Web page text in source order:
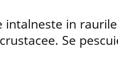
intalneste in
Se